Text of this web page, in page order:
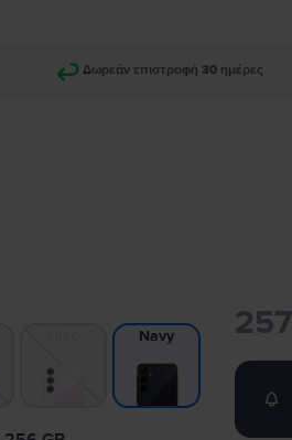
Δωρεάν επιστροφή 30 ημέρες
Navy 257